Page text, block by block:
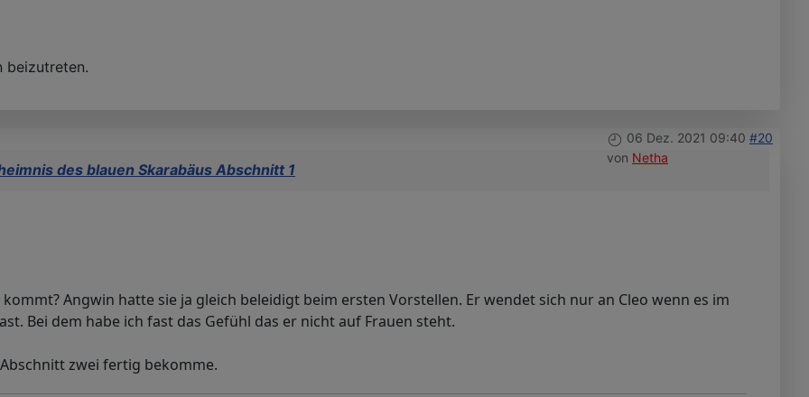
beizutreten.
06 Dez. 2021 09:40 #20
von Netha
des blauen Skarabäus Abschnitt 1
Angwin hatte sie ja gleich beleidigt beim ersten Vorstellen. Er wendet sich nur an Cleo wenn es im
Bei dem habe ich fast das Gefühl das er nicht auf Frauen steht.
zwei fertig bekomme.